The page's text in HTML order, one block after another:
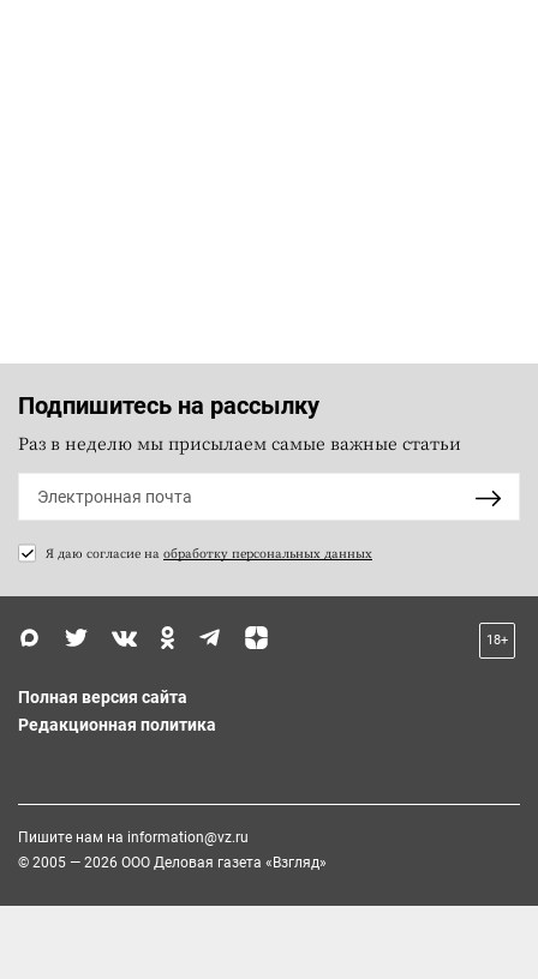
Подпишитесь на рассылку
Раз в неделю мы присылаем самые важные статьи
Я даю согласие на обработку персональных данных
18+
Полная версия сайта
Редакционная политика
Пишите нам на information@vz.ru
© 2005 — 2026 ООО Деловая газета «Взгляд»